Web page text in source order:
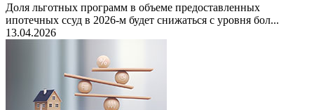
Доля льготных программ в объеме предоставленных
ипотечных ссуд в 2026-м будет снижаться с уровня бол...
13.04.2026